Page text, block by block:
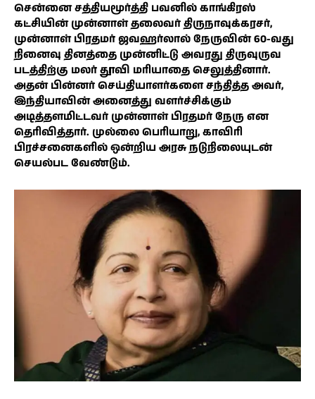
சென்னை சத்தியமூர்த்தி பவனில் காங்கிரஸ்
கட்சியின் முன்னாள் தலைவர் திருநாவுக்கரசர்,
முன்னாள் பிரதமர் ஜவஹர்லால் நேருவின் 60-வது
நினைவு தினத்தை முன்னிட்டு அவரது திருவுருவ
படத்திற்கு மலர் தூவி மரியாதை செலுத்தினார்.
அதன் பின்னர் செய்தியாளர்களை சந்தித்த அவர்,
இந்தியாவின் அனைத்து வளர்ச்சிக்கும்
அடித்தளமிட்டவர் முன்னாள் பிரதமர் நேரு என
தெரிவித்தார். முல்லை பெரியாறு, காவிரி
பிரச்சனைகளில் ஒன்றிய அரசு நடுநிலையுடன்
செயல்பட வேண்டும்.